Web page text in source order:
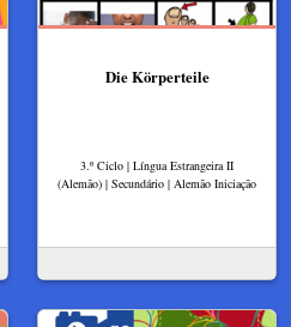
Die Körperteile
3.º Ciclo | Língua Estrangeira II
(Alemão) | Secundário | Alemão Iniciação